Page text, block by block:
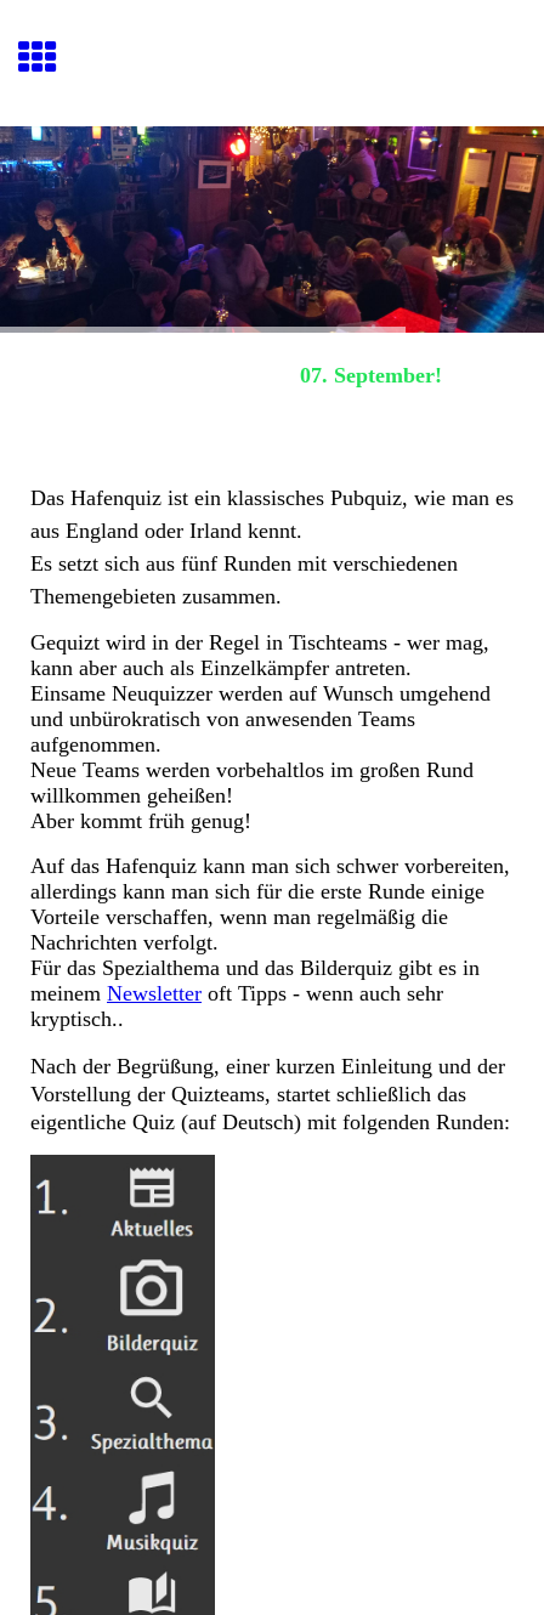
07. September!
Das Hafenquiz ist ein klassisches Pubquiz, wie man es
aus England oder Irland kennt.
Es setzt sich aus fünf Runden mit verschiedenen
Themengebieten zusammen.
Gequizt wird in der Regel in Tischteams - wer mag,
kann aber auch als Einzelkämpfer antreten.
Einsame Neuquizzer werden auf Wunsch umgehend
und unbürokratisch von anwesenden Teams
aufgenommen.
Neue Teams werden vorbehaltlos im großen Rund
willkommen geheißen!
Aber kommt früh genug!
Auf das Hafenquiz kann man sich schwer vorbereiten,
allerdings kann man sich für die erste Runde einige
Vorteile verschaffen, wenn man regelmäßig die
Nachrichten verfolgt.
Für das Spezialthema und das Bilderquiz gibt es in
meinem Newsletter oft Tipps - wenn auch sehr
kryptisch..
Nach der Begrüßung, einer kurzen Einleitung und der
Vorstellung der Quizteams, startet schließlich das
eigentliche Quiz (auf Deutsch) mit folgenden Runden: